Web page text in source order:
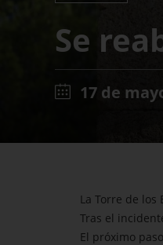
Se
17 de
La Torre de
Tras el
El próximo